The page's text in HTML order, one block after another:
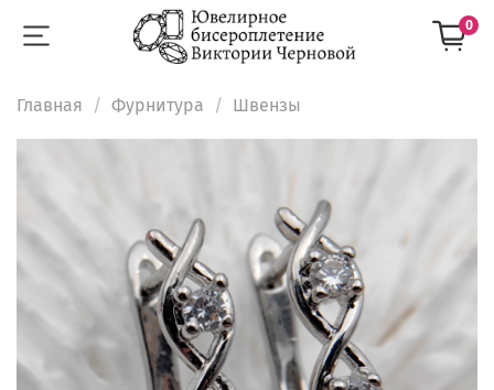
0
Главная Фурнитура Швензы